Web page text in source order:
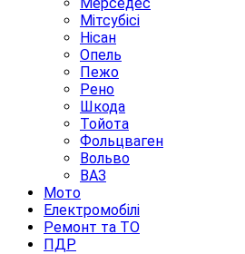
Мітсубісі
Нісан
Опель
Пежо
Рено
Шкода
Тойота
Фольцваген
Вольво
ВАЗ
Мото
Електромобілі
Ремонт та ТО
ПДР